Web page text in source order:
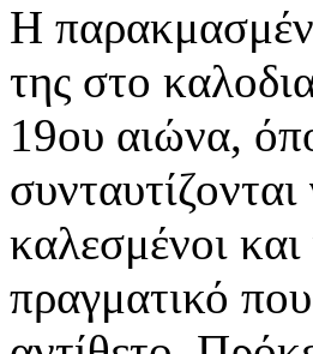
Η
της στο
19ου αιώνα,
καλεσμένοι και
πραγματικό